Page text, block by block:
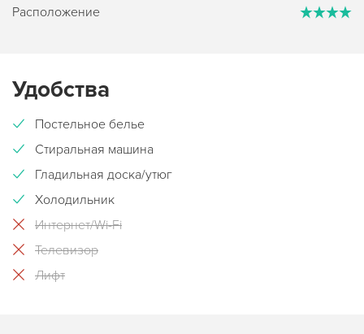
Расположение
Удобства
Постельное белье
Стиральная машина
Гладильная доска/утюг
Холодильник
Интернет/Wi-Fi
Телевизор
Лифт